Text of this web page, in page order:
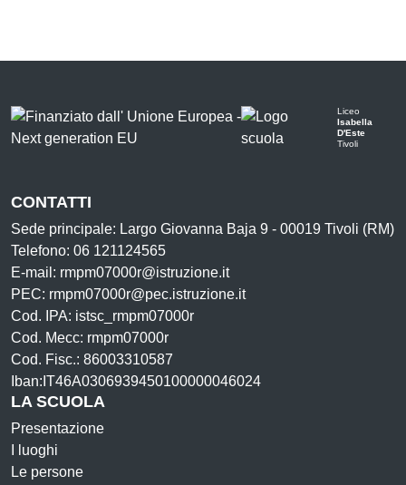
Liceo
Isabella
D'Este
Tivoli
CONTATTI
Sede principale: Largo Giovanna Baja 9 - 00019 Tivoli (RM)
Telefono: 06 121124565
E-mail: rmpm07000r@istruzione.it
PEC: rmpm07000r@pec.istruzione.it
Cod. IPA: istsc_rmpm07000r
Cod. Mecc: rmpm07000r
Cod. Fisc.: 86003310587
Iban:IT46A0306939450100000046024
LA SCUOLA
Presentazione
I luoghi
Le persone